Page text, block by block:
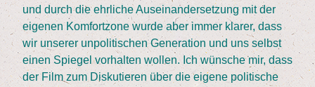
und durch die ehr­li­che Aus­ein­an­der­set­zung mit der
eige­nen Kom­fort­zo­ne wur­de aber immer kla­rer, dass
wir unse­rer unpo­li­ti­schen Gene­ra­ti­on und uns selbst
einen Spie­gel vor­hal­ten wol­len. Ich wün­sche mir, dass
der Film zum Dis­ku­tie­ren über die eige­ne poli­ti­sche